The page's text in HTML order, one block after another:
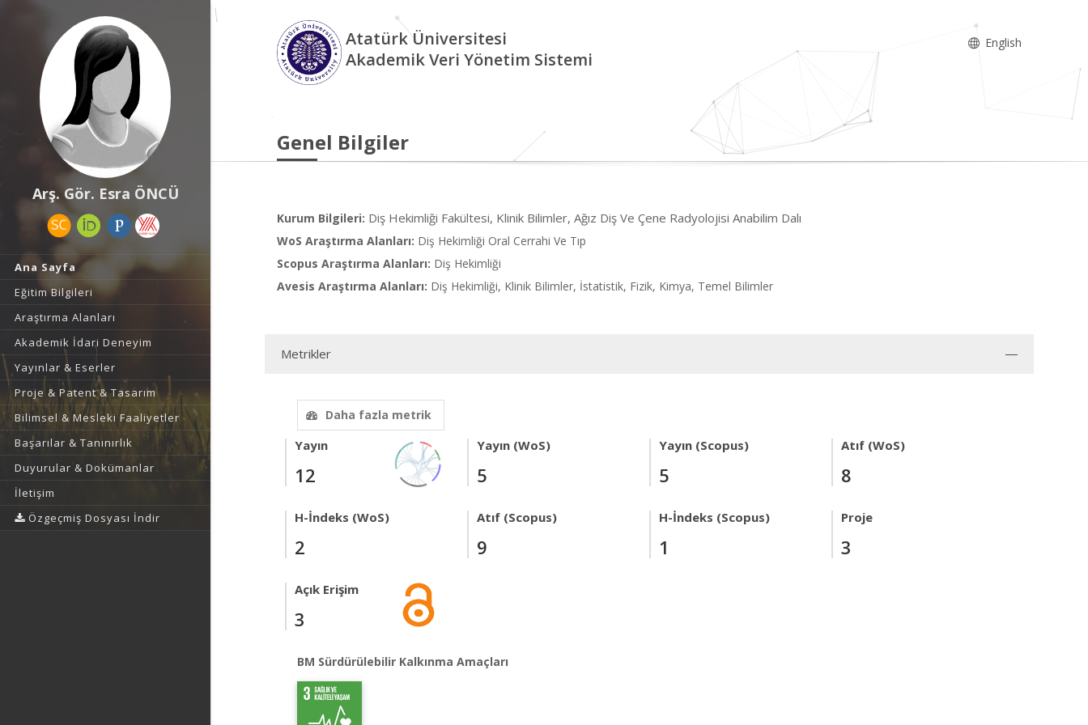
Arş. Gör. Esra ÖNCÜ
Ana Sayfa
Eğitim Bilgileri
Araştırma Alanları
Akademik İdari Deneyim
Yayınlar & Eserler
Proje & Patent & Tasarım
Bilimsel & Mesleki Faaliyetler
Başarılar & Tanınırlık
Duyurular & Dokümanlar
İletişim
Özgeçmiş Dosyası İndir
Atatürk Üniversitesi
Akademik Veri Yönetim Sistemi
English
Genel Bilgiler
Kurum Bilgileri: Diş Hekimliği Fakültesi, Klinik Bilimler, Ağız Diş Ve Çene Radyolojisi Anabilim Dalı
WoS Araştırma Alanları: Diş Hekimliği Oral Cerrahi Ve Tıp
Scopus Araştırma Alanları: Diş Hekimliği
Avesis Araştırma Alanları: Diş Hekimliği, Klinik Bilimler, İstatistik, Fizik, Kimya, Temel Bilimler
Metrikler
Daha fazla metrik
Yayın
12
Yayın (WoS)
5
Yayın (Scopus)
5
Atıf (WoS)
8
H-İndeks (WoS)
2
Atıf (Scopus)
9
H-İndeks (Scopus)
1
Proje
3
Açık Erişim
3
BM Sürdürülebilir Kalkınma Amaçları